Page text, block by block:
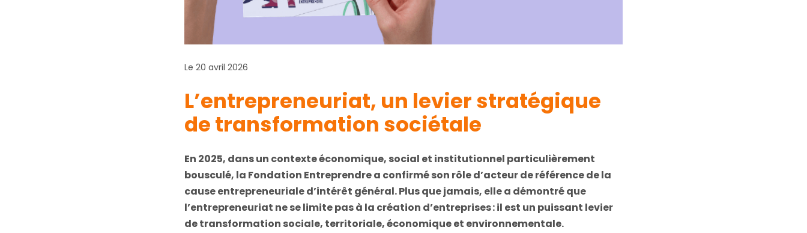
Le 20 avril 2026
L’entrepreneuriat, un levier stratégique
de transformation sociétale
En 2025, dans un contexte économique, social et institutionnel particulièrement
bousculé, la Fondation Entreprendre a confirmé son rôle d’acteur de référence de la
cause entrepreneuriale d’intérêt général. Plus que jamais, elle a démontré que
l’entrepreneuriat ne se limite pas à la création d’entreprises : il est un puissant levier
de transformation sociale, territoriale, économique et environnementale.